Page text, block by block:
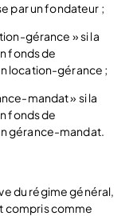
par un fondateur ;
gérance » si la
fonds de
location-gérance ;
mandat » si la
fonds de
gérance-mandat.
du régime général,
compris comme